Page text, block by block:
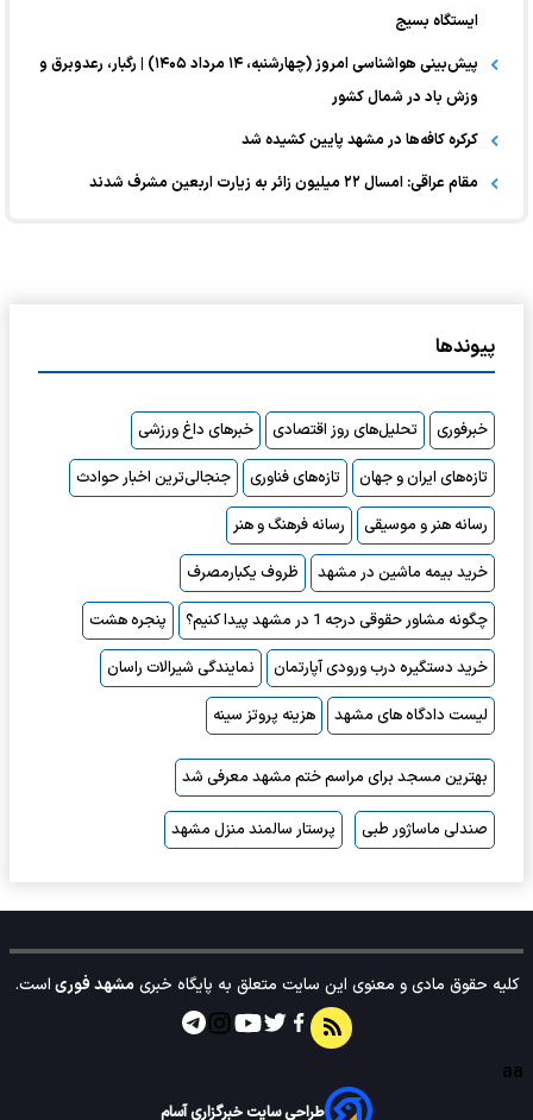
ایستگاه بسیج
پیش‌بینی هواشناسی امروز (چهارشنبه، ۱۴ مرداد ۱۴۰۵) | رگبار، رعدوبرق و
وزش باد در شمال کشور
کرکره کافه‌ها در مشهد پایین کشیده شد
مقام عراقی: امسال ۲۲ میلیون زائر به زیارت اربعین مشرف شدند
پیوندها
خبرفوری تحلیل‌های روز اقتصادی
خبرهای داغ ورزشی
تازه‌های ایران و جهان
تازه‌های فناوری
جنجالی‌ترین اخبار حوادث
رسانه هنر و موسیقی
رسانه فرهنگ و هنر
خرید بیمه ماشین در مشهد
ظروف یکبارمصرف
چگونه مشاور حقوقی درجه 1 در مشهد پیدا کنیم؟
پنجره هشت
خرید دستگیره درب ورودی آپارتمان
نمایندگی شیرالات راسان
لیست دادگاه های مشهد
هزینه پروتز سینه
بهترین مسجد برای مراسم ختم مشهد معرفی شد
صندلی ماساژور طبی پرستار سالمند منزل مشهد
کلیه حقوق مادی و معنوی این سایت متعلق به پایگاه خبریمشهد فوریاست.
aa
طراحی سایت خبرگزاری آسام